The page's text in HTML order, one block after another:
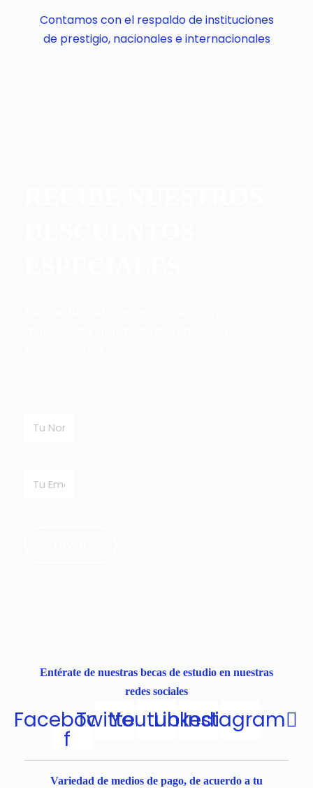
Contamos con el respaldo de instituciones
de prestigio, nacionales e internacionales
Entérate de nuestras becas de estudio en nuestras
redes sociales
Facebook-
f
TwitterYoutubeLinkedin
Instagram
Variedad de medios de pago, de acuerdo a tu